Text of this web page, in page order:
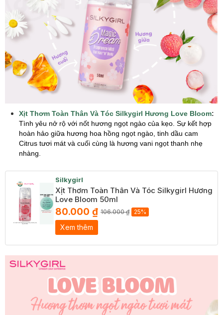
Xịt Thơm Toàn Thân Và Tóc Silkygirl Hương Love Bloom:
Tình yêu nở rộ với nốt hương ngọt ngào của kẹo. Sự kết hợp
hoàn hảo giữa hương hoa hồng ngọt ngào, tinh dầu cam
Citrus tươi mát và cuối cùng là hương vani ngọt thanh nhẹ
nhàng.
Silkygirl
Xịt Thơm Toàn Thân Và Tóc Silkygirl Hương
Love Bloom 50ml
80.000 ₫ 106.000 ₫ 25%
Xem thêm